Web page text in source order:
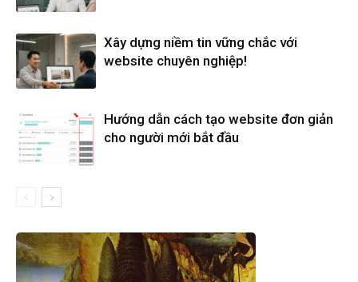
Xây dựng niềm tin vững chắc với
website chuyên nghiệp!
Hướng dẫn cách tạo website đơn giản
cho người mới bắt đầu